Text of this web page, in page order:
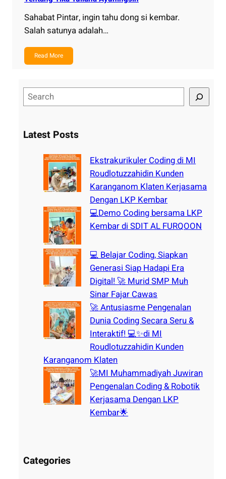
Sahabat Pintar, ingin tahu dong si kembar.
Salah satunya adalah…
Read More
e
rLatest Posts
Ekstrakurikuler Coding di MI
Roudlotuzzahidin Kunden
Karanganom Klaten Kerjasama
Dengan LKP Kembar
💻Demo Coding bersama LKP
Kembar di SDIT AL FURQOON
💻 Belajar Coding, Siapkan
Generasi Siap Hadapi Era
Digital! 🚀 Murid SMP Muh
Sinar Fajar Cawas
🚀 Antusiasme Pengenalan
Dunia Coding Secara Seru &
Interaktif! 💻✨di MI
Roudlotuzzahidin Kunden
Karanganom Klaten
🚀MI Muhammadiyah Juwiran
Pengenalan Coding & Robotik
Kerjasama Dengan LKP
Kembar🌟
Categories